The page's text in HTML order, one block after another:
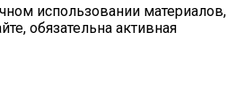
использовании материалов,
обязательна активная